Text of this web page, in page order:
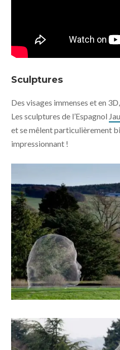
Sculptures
Des visages immenses et en
Les sculptures de l’Espagnol
et se mêlent particulièrement
impressionnant !